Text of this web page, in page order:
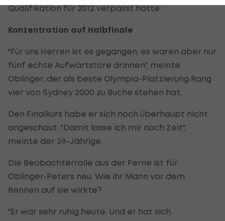
Qualifikation für 2012 verpasst hatte.
Konzentration auf Halbfinale
"Für uns Herren ist es gegangen, es waren aber nur
fünf echte Aufwärtstore drinnen", meinte
Oblinger, der als beste Olympia-Platzierung Rang
vier von Sydney 2000 zu Buche stehen hat.
Den Finalkurs habe er sich noch überhaupt nicht
angeschaut. "Damit lasse ich mir noch Zeit",
meinte der 39-Jährige.
Die Beobachterrolle aus der Ferne ist für
Oblinger-Peters neu. Wie ihr Mann vor dem
Rennen auf sie wirkte?
"Er war sehr ruhig heute. Und er hat sich